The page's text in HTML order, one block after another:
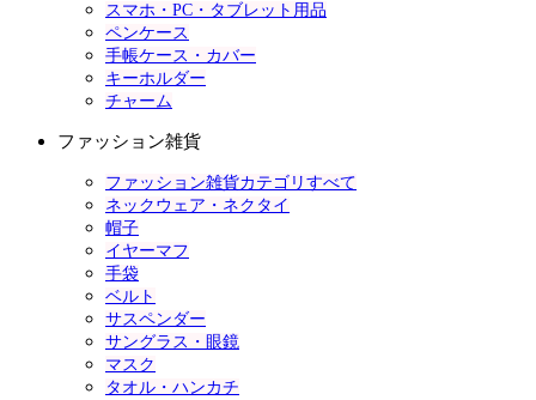
スマホ・PC・タブレット用品
ペンケース
手帳ケース・カバー
キーホルダー
チャーム
ファッション雑貨
ファッション雑貨カテゴリすべて
ネックウェア・ネクタイ
帽子
イヤーマフ
手袋
ベルト
サスペンダー
サングラス・眼鏡
マスク
タオル・ハンカチ